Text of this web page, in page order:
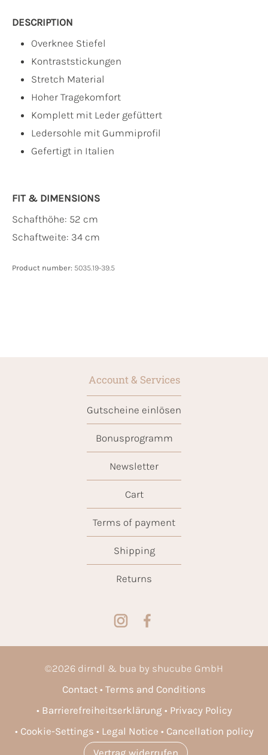
DESCRIPTION
Overknee Stiefel
Kontraststickungen
Stretch Material
Hoher Tragekomfort
Komplett mit Leder gefüttert
Ledersohle mit Gummiprofil
Gefertigt in Italien
FIT & DIMENSIONS
Schafthöhe: 52 cm
Schaftweite: 34 cm
Product number: 5035.19-39.5
Account & Services
Gutscheine einlösen
Bonusprogramm
Newsletter
Cart
Terms of payment
Shipping
Returns
©2026 dirndl & bua by shucube GmbH
Contact
Terms and Conditions
Barrierefreiheitserklärung
Privacy Policy
Cookie-Settings
Legal Notice
Cancellation policy
Vertrag widerrufen